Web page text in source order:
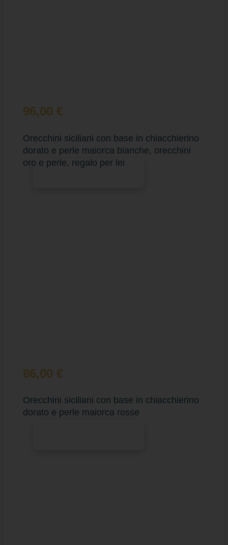
96,00 €
Orecchini siciliani con base in chiacchierino
dorato e perle maiorca bianche, orecchini
oro e perle, regalo per lei
86,00 €
Orecchini siciliani con base in chiacchierino
dorato e perle maiorca rosse